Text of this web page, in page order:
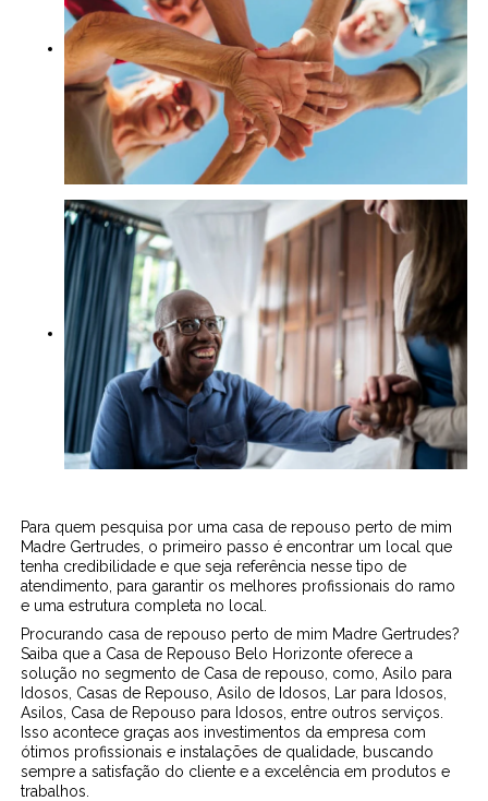
Para quem pesquisa por uma casa de repouso perto de mim
Madre Gertrudes, o primeiro passo é encontrar um local que
tenha credibilidade e que seja referência nesse tipo de
atendimento, para garantir os melhores profissionais do ramo
e uma estrutura completa no local.
Procurando casa de repouso perto de mim Madre Gertrudes?
Saiba que a Casa de Repouso Belo Horizonte oferece a
solução no segmento de Casa de repouso, como, Asilo para
Idosos, Casas de Repouso, Asilo de Idosos, Lar para Idosos,
Asilos, Casa de Repouso para Idosos, entre outros serviços.
Isso acontece graças aos investimentos da empresa com
ótimos profissionais e instalações de qualidade, buscando
sempre a satisfação do cliente e a excelência em produtos e
trabalhos.